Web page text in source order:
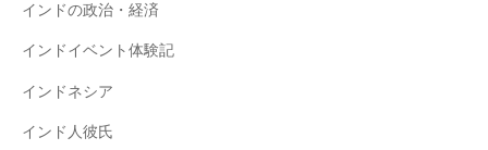
インドの政治・経済
インドイベント体験記
インドネシア
インド人彼氏